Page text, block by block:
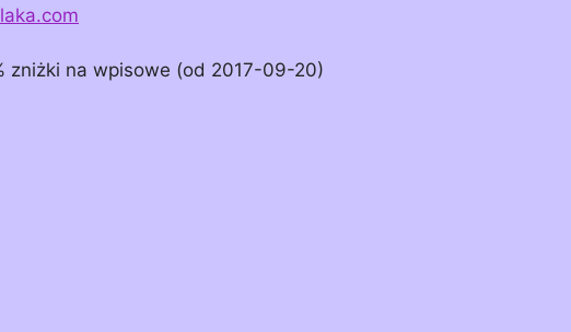
zniżki na wpisowe (od 2017-09-20)